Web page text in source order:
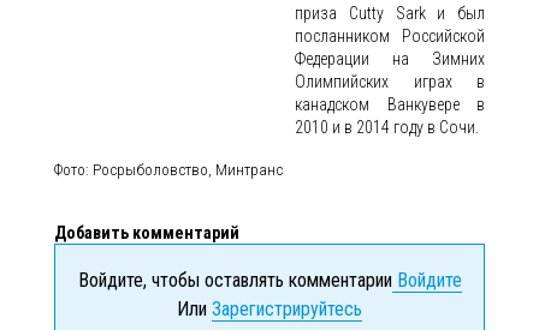
приза Cutty Sark и был
посланником Российской
Федерации на Зимних
Олимпийских играх в
канадском Ванкувере в
2010 и в 2014 году в Сочи.
Фото: Росрыболовство, Минтранс
Добавить комментарий
Войдите, чтобы оставлять комментарииВойдите
Или Зарегистрируйтесь